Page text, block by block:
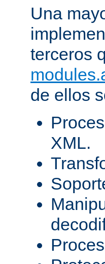
Una
terceros
de ellos
XML.